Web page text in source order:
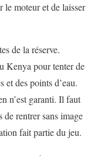
le moteur et de laisser
de la réserve.
Kenya pour tenter de
et des points d’eau.
n’est garanti. Il faut
de rentrer sans image
fait partie du jeu.